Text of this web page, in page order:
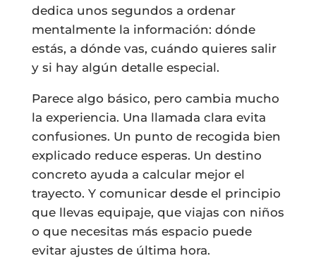
dedica unos segundos a ordenar
mentalmente la información: dónde
estás, a dónde vas, cuándo quieres salir
y si hay algún detalle especial.
Parece algo básico, pero cambia mucho
la experiencia. Una llamada clara evita
confusiones. Un punto de recogida bien
explicado reduce esperas. Un destino
concreto ayuda a calcular mejor el
trayecto. Y comunicar desde el principio
que llevas equipaje, que viajas con niños
o que necesitas más espacio puede
evitar ajustes de última hora.